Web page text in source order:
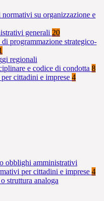
su organizzazione e
generali 20
programmazione strategico-
regionali
e codice di condotta 8
cittadini e imprese 4
obblighi amministrativi
per cittadini e imprese 4
struttura analoga